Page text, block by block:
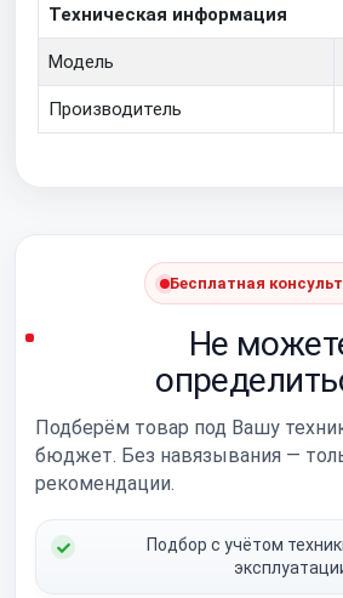
Техническая информация
Модель
Производитель
Бесплатная
Не
Подберём товар под Вашу
бюджет. Без навязывания —
рекомендации.
Подбор с учётом